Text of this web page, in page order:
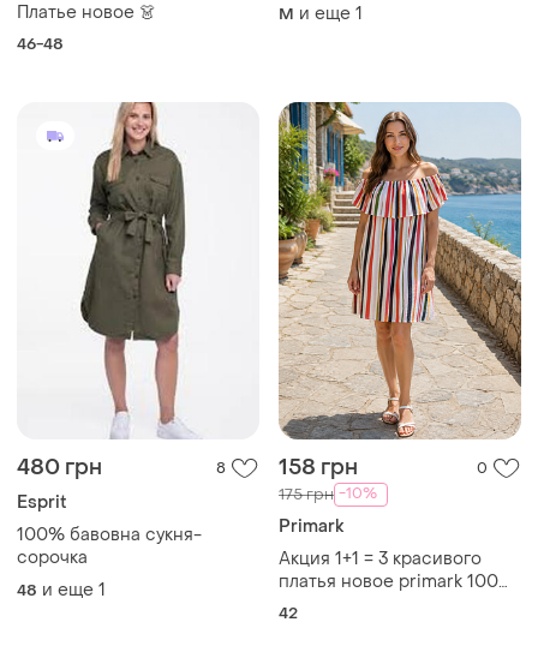
Платье новое 👗
46-48
M и еще 1
480 грн 8
Esprit
100% бавовна сукня-
сорочка
48 и еще 1
158 грн 0
175 грн -10%
Primark
Акция 1+1 = 3 красивого
платья новое primark 100%
отвеса
42